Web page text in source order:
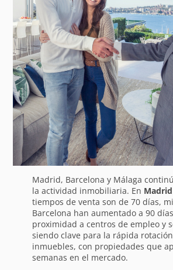
Madrid, Barcelona y Málaga
la actividad inmobiliaria. En Madrid
tiempos de venta son de 70 días,
Barcelona han aumentado a 90
proximidad a centros de empleo y
siendo clave para la rápida
inmuebles, con propiedades que
semanas en el mercado.